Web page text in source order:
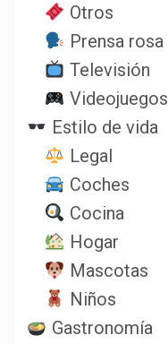
Otros
Prensa rosa
Televisión
Videojuegos
Estilo de vida
Legal
Coches
Cocina
Hogar
Mascotas
Niños
Gastronomía